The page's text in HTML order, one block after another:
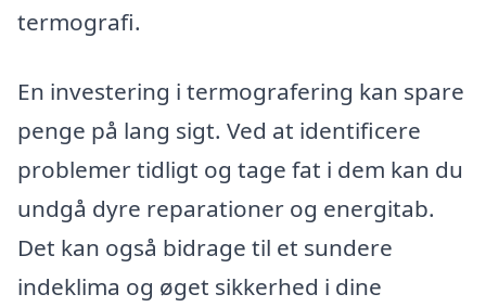
termografi.
En investering i termografering kan spare
penge på lang sigt. Ved at identificere
problemer tidligt og tage fat i dem kan du
undgå dyre reparationer og energitab.
Det kan også bidrage til et sundere
indeklima og øget sikkerhed i dine